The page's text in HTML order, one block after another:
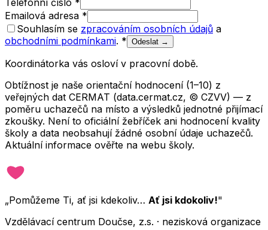
Emailová adresa *
Souhlasím se zpracováním osobních údajů a
obchodními podmínkami. * Odeslat →
Koordinátorka vás osloví v pracovní době.
Obtížnost je naše orientační hodnocení (1–10) z
veřejných dat CERMAT (data.cermat.cz, © CZVV) — z
poměru uchazečů na místo a výsledků jednotné přijímací
zkoušky. Není to oficiální žebříček ani hodnocení kvality
školy a data neobsahují žádné osobní údaje uchazečů.
Aktuální informace ověřte na webu školy.
„Pomůžeme Ti, ať jsi kdekoliv… Ať jsi kdokoliv!"
Vzdělávací centrum Doučse, z.s. · nezisková organizace